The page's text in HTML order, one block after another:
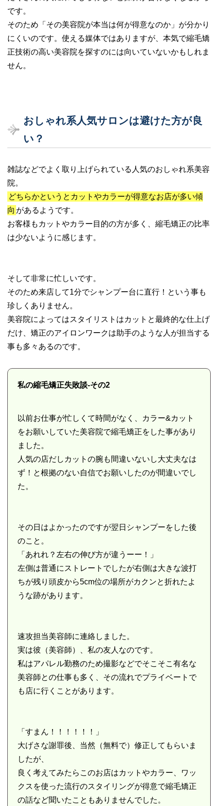
です。
そのため「その美容院が本当は何が得意なのか」が分かり
にくいのです。使える媒体ではありますが、本気で縮毛矯
正技術の高い美容院を探すのには向いていないかもしれま
せん。
おしゃれ系人気サロンは避けた方が良
い？
雑誌などでよく取り上げられている人気のおしゃれ系美容
院。
どちらかというとカットやカラーが得意なお店が多い傾
向 があるようです。
お客様もカットやカラー目的の方が多く、縮毛矯正の比率
は少ないように感じます。
そして非常に忙しいです。
そのため来店して1分でシャンプー台に直行！という事も
珍しくありません。
美容院によってはスタイリストはカットと最終的な仕上げ
だけ、矯正のアイロンワークは助手のような人が担当する
事も多々あるのです。
私の縮毛矯正失敗談-その2
以前お仕事が忙しくて時間がなく、カラー&カット
をお願いしていた美容院で縮毛矯正をした事があり
ました。
人気の店だしカットの腕も間違いないし大丈夫なは
ず！と根拠のない自信でお願いしたのが間違いでし
た。
その日はよかったのですが翌日シャンプーをした後
のこと。
「あれれ？左右の伸び方が違うーー！」
左側は普通にストレートでしたが右側は大きな波打
ちが残り頭皮から5cm位の場所がカクンと折れたよ
うな跡があります。
速攻担当美容師に連絡しました。
実は彼（美容師）、私の友人なのです。
私はアパレル勤務のため撮影などでそこそこ有名な
美容師との仕事も多く、その流れでプライベートで
も店に行くことがあります。
「すまん！！！！！！」
大げさな謝罪後、当然（無料で）修正してもらいま
したが、
良く考えてみたらこのお店はカットやカラー、ワッ
クスを使った流行のスタイリングが得意で縮毛矯正
の話など聞いたこともありませんでした。